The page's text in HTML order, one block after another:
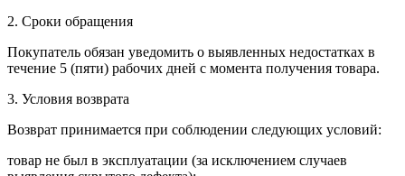
2. Сроки обращения
Покупатель обязан уведомить о выявленных недостатках в
течение 5 (пяти) рабочих дней с момента получения товара.
3. Условия возврата
Возврат принимается при соблюдении следующих условий:
товар не был в эксплуатации (за исключением случаев